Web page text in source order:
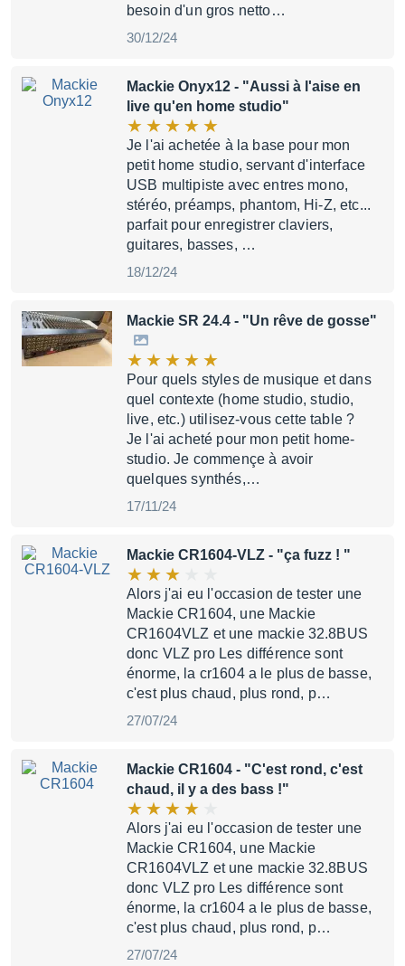
besoin d'un gros netto…
30/12/24
Mackie Onyx12 - "Aussi à l'aise en
live qu'en home studio"
Je l'ai achetée à la base pour mon
petit home studio, servant d'interface
USB multipiste avec entres mono,
stéréo, préamps, phantom, Hi-Z, etc...
parfait pour enregistrer claviers,
guitares, basses, …
18/12/24
Mackie SR 24.4 - "Un rêve de gosse"
Pour quels styles de musique et dans
quel contexte (home studio, studio,
live, etc.) utilisez-vous cette table ?
Je l'ai acheté pour mon petit home-
studio. Je commençe à avoir
quelques synthés,…
17/11/24
Mackie CR1604-VLZ - "ça fuzz ! "
Alors j'ai eu l'occasion de tester une
Mackie CR1604, une Mackie
CR1604VLZ et une mackie 32.8BUS
donc VLZ pro Les différence sont
énorme, la cr1604 a le plus de basse,
c'est plus chaud, plus rond, p…
27/07/24
Mackie CR1604 - "C'est rond, c'est
chaud, il y a des bass !"
Alors j'ai eu l'occasion de tester une
Mackie CR1604, une Mackie
CR1604VLZ et une mackie 32.8BUS
donc VLZ pro Les différence sont
énorme, la cr1604 a le plus de basse,
c'est plus chaud, plus rond, p…
27/07/24